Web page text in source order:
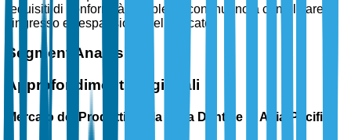
requisiti di conformità complessi continuano a complicare
l'ingresso e l'espansione nel mercato.
Segment Analysis
Approfondimenti Regionali
Mercato dei Prodotti per la Cura Dentale in Asia-Pacifico